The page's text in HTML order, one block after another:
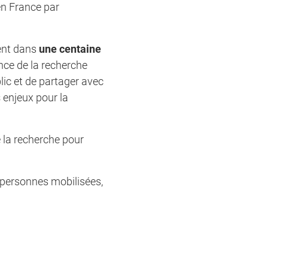
France par
dans une centaine
de la recherche
et de partager avec
enjeux pour la
recherche pour
mobilisées,